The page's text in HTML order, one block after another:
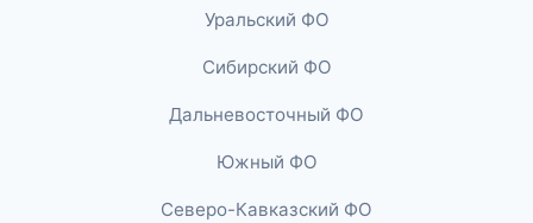
Уральский ФО
Сибирский ФО
Дальневосточный ФО
Южный ФО
Северо-Кавказский ФО